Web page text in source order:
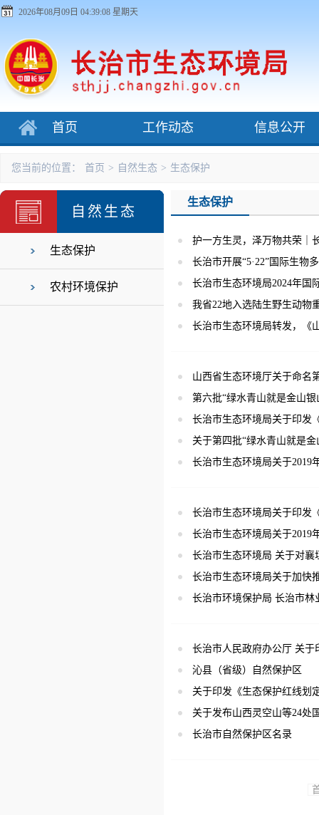
2026年08月09日 04:39:08 星期天
首页 工作动态 信息公开
您当前的位置： 首页 > 自然生态 > 生态保护
自然生态
生态保护
农村环境保护
生态保护
护一方生灵，泽万物共荣｜
长治市开展“5·22”国际生物
长治市生态环境局2024年国
我省22地入选陆生野生动物
长治市生态环境局转发，《
山西省生态环境厅关于命名
第六批“绿水青山就是金山
长治市生态环境局关于印发
关于第四批“绿水青山就是
长治市生态环境局关于2019
长治市生态环境局关于印发
长治市生态环境局关于2019
长治市生态环境局 关于对襄
长治市生态环境局关于加快
长治市环境保护局 长治市林
长治市人民政府办公厅 关
沁县（省级）自然保护区
关于印发《生态保护红线划
关于发布山西灵空山等24处
长治市自然保护区名录